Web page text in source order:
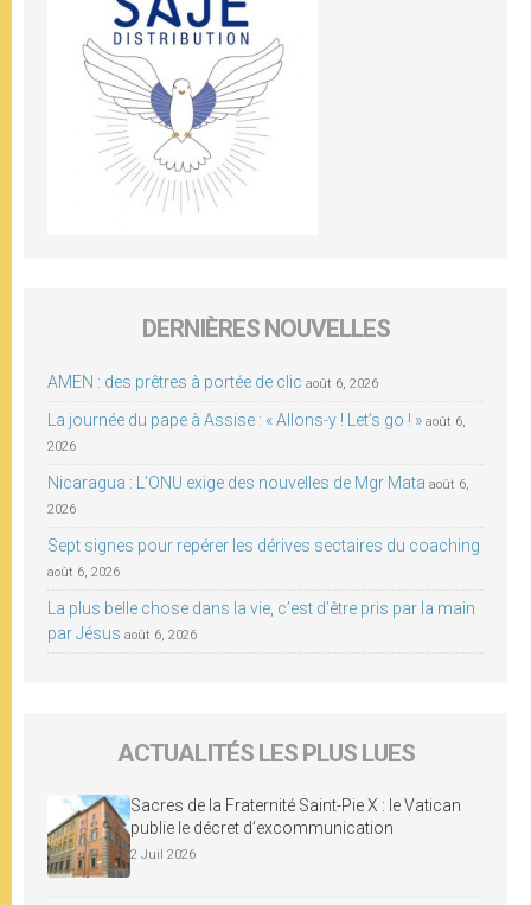
DERNIÈRES NOUVELLES
AMEN : des prêtres à portée de clic août 6, 2026
La journée du pape à Assise : « Allons-y ! Let’s go ! » août 6,
2026
Nicaragua : L’ONU exige des nouvelles de Mgr Mata août 6,
2026
Sept signes pour repérer les dérives sectaires du coaching
août 6, 2026
La plus belle chose dans la vie, c’est d’être pris par la main
par Jésus août 6, 2026
ACTUALITÉS LES PLUS LUES
Sacres de la Fraternité Saint-Pie X : le Vatican
publie le décret d’excommunication
2 Juil 2026